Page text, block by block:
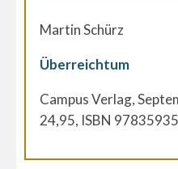
Martin Schürz
Überreichtum
Campus Verlag,
24,95, ISBN